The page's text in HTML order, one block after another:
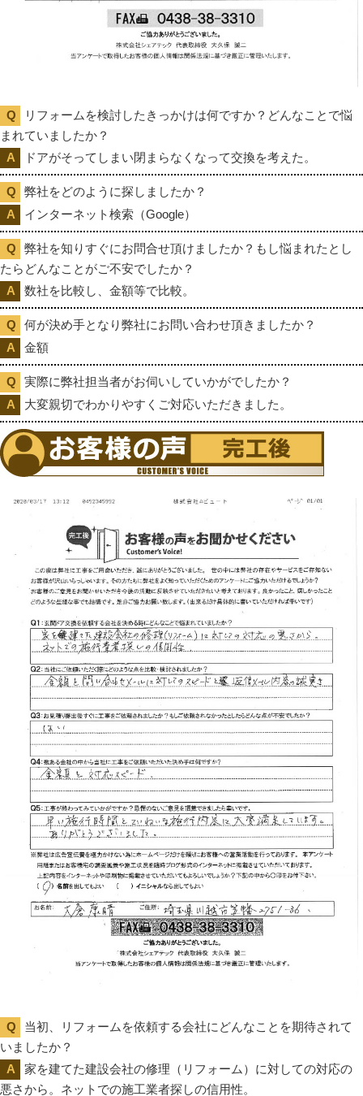
リフォームを検討したきっかけは何ですか？どんなことで悩
まれていましたか？
ドアがそってしまい閉まらなくなって交換を考えた。
弊社をどのように探しましたか？
インターネット検索（Google）
弊社を知りすぐにお問合せ頂けましたか？もし悩まれたとし
たらどんなことがご不安でしたか？
数社を比較し、金額等で比較。
何が決め手となり弊社にお問い合わせ頂きましたか？
金額
実際に弊社担当者がお伺いしていかがでしたか？
大変親切でわかりやすくご対応いただきました。
当初、リフォームを依頼する会社にどんなことを期待されて
いましたか？
家を建てた建設会社の修理（リフォーム）に対しての対応の
悪さから。ネットでの施工業者探しの信用性。